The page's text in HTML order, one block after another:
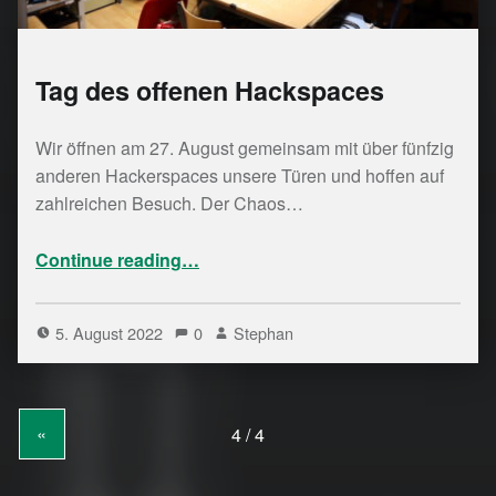
Tag des offenen Hackspaces
Wir öffnen am 27. August gemeinsam mit über fünfzig
anderen Hackerspaces unsere Türen und hoffen auf
zahlreichen Besuch. Der Chaos…
Continue reading…
5. August 2022 0 Stephan
«